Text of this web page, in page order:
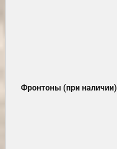
Фронтоны (при наличии)